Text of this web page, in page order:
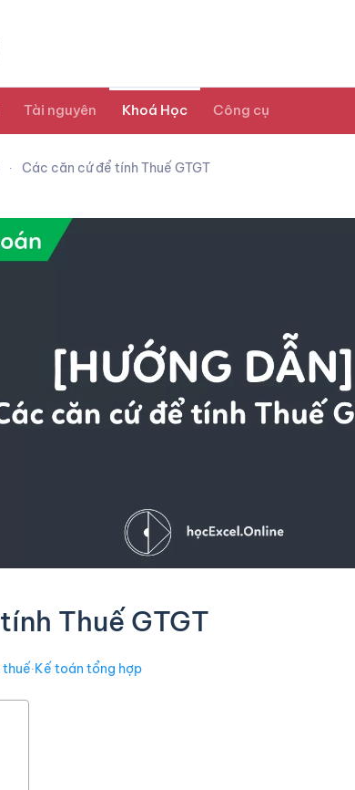
Tài nguyên Khoá Học Công cụ
Các căn cứ để tính Thuế GTGT
Thuế GTGT
thuế∙Kế toán tổng hợp